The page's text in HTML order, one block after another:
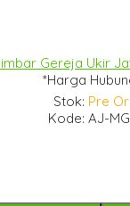
Gereja Ukir
*Harga
Stok: Pre
Kode: AJ-